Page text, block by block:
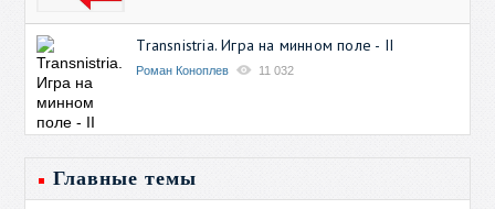
Transnistria. Игра на минном поле - II
Роман Коноплев 11 032
Главные темы